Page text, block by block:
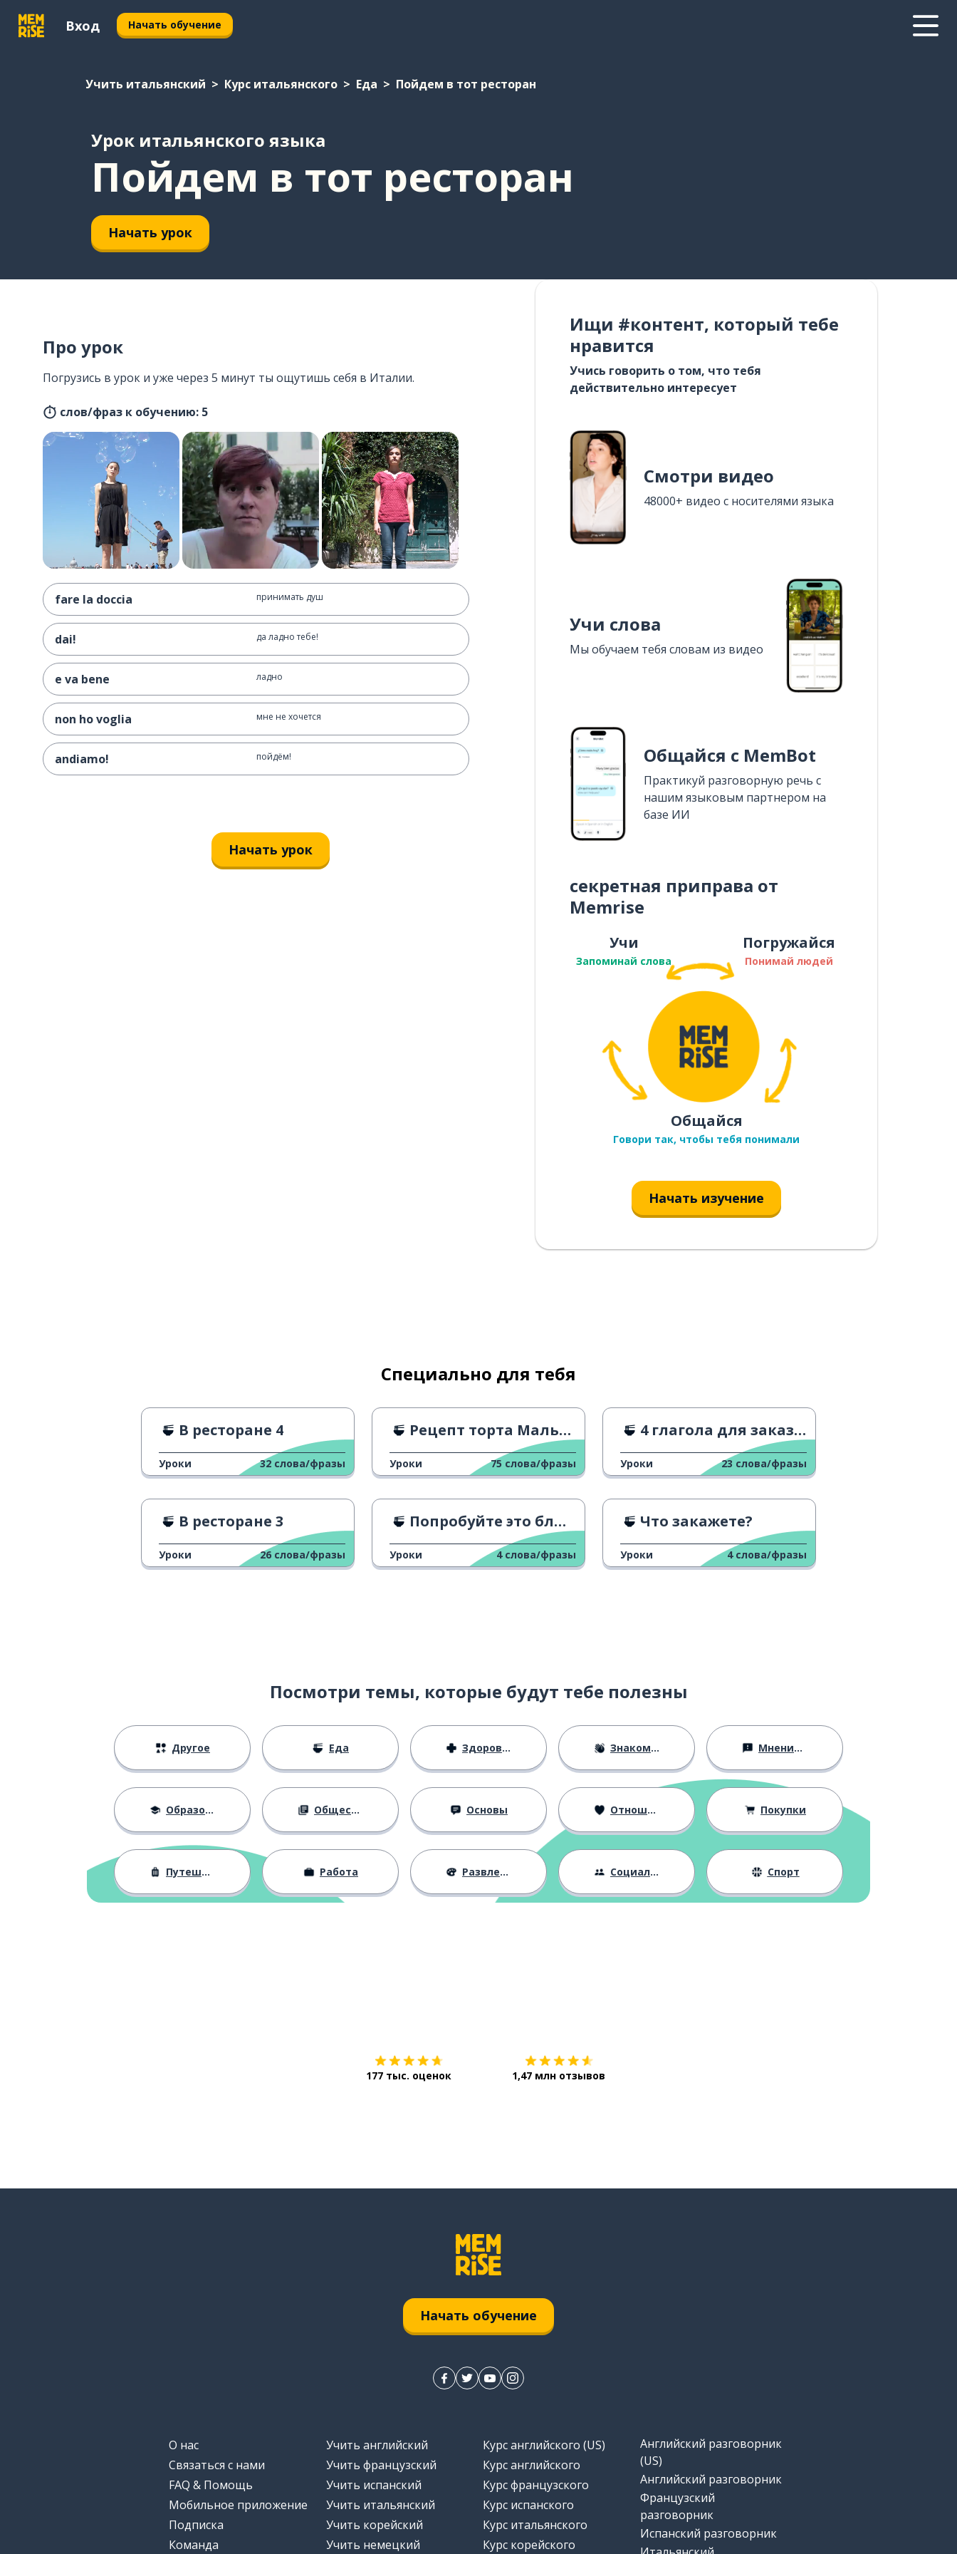
Вход Начать обучение
Учить итальянский Курс итальянского Еда Пойдем в тот ресторан
Урок итальянского языка
Пойдем в тот ресторан
Начать урок
Про урок
Погрузись в урок и уже через 5 минут ты ощутишь себя в Италии.
слов/фраз к обучению: 5
fare la doccia принимать душ
dai! да ладно тебе!
e va bene ладно
non ho voglia мне не хочется
andiamo! пойдём!
Начать урок
Ищи #контент, который тебе
нравится
Учись говорить о том, что тебя
действительно интересует
Смотри видео
48000+ видео с носителями языка
Учи слова
Мы обучаем тебя словам из видео
Общайся с MemBot
Практикуй разговорную речь с
нашим языковым партнером на
базе ИИ
секретная приправа от
Memrise
Учи
Запоминай слова
Погружайся
Понимай людей
Общайся
Говори так, чтобы тебя понимали
Начать изучение
Специально для тебя
В ресторане 4
Уроки 32 слова/фразы
Рецепт торта Мальяччио
Уроки 75 слова/фразы
4 глагола для заказа еды и напитков
Уроки 23 слова/фразы
В ресторане 3
Уроки 26 слова/фразы
Попробуйте это блюдо!
Уроки 4 слова/фразы
Что закажете?
Уроки 4 слова/фразы
Посмотри темы, которые будут тебе полезны
Другое Еда Здоровье Знакомство Мнения и убеждения
Образование Общество Основы Отношения Покупки
Путешествия Работа Развлечения Социальная жизнь Спорт
177 тыс. оценок 1,47 млн отзывов
Начать обучение
О нас
Связаться с нами
FAQ & Помощь
Мобильное приложение
Подписка
Команда
Учить английский
Учить французский
Учить испанский
Учить итальянский
Учить корейский
Учить немецкий
Курс английского (US)
Курс английского
Курс французского
Курс испанского
Курс итальянского
Курс корейского
Английский разговорник
(US)
Английский разговорник
Французский
разговорник
Испанский разговорник